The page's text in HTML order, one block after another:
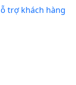
trợ khách hàng